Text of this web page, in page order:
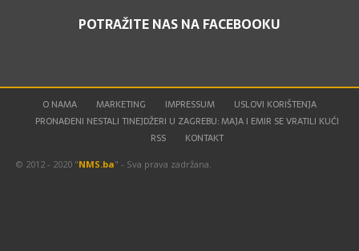
POTRAŽITE NAS NA FACEBOOKU
O NAMA MARKETING IMPRESSUM
USLOVI KORIŠTENJA
PRONAĐENI NESTALI TINEJDŽERI U ZAGREBU: MAJA I EMIR SE VRATILI KUĆI
RSS
KONTAKT
© 2012 - 2020 "NMS.ba" - Sva prava zadržana.